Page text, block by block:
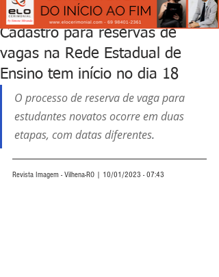
Cadastro para reservas de
vagas na Rede Estadual de
Ensino tem início no dia 18
O processo de reserva de vaga para
estudantes novatos ocorre em duas
etapas, com datas diferentes.
Revista Imagem - Vilhena-RO | 10/01/2023 - 07:43